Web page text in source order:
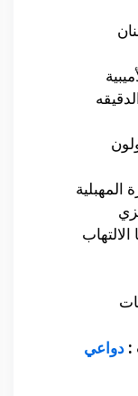
المهبلية
: دواعي